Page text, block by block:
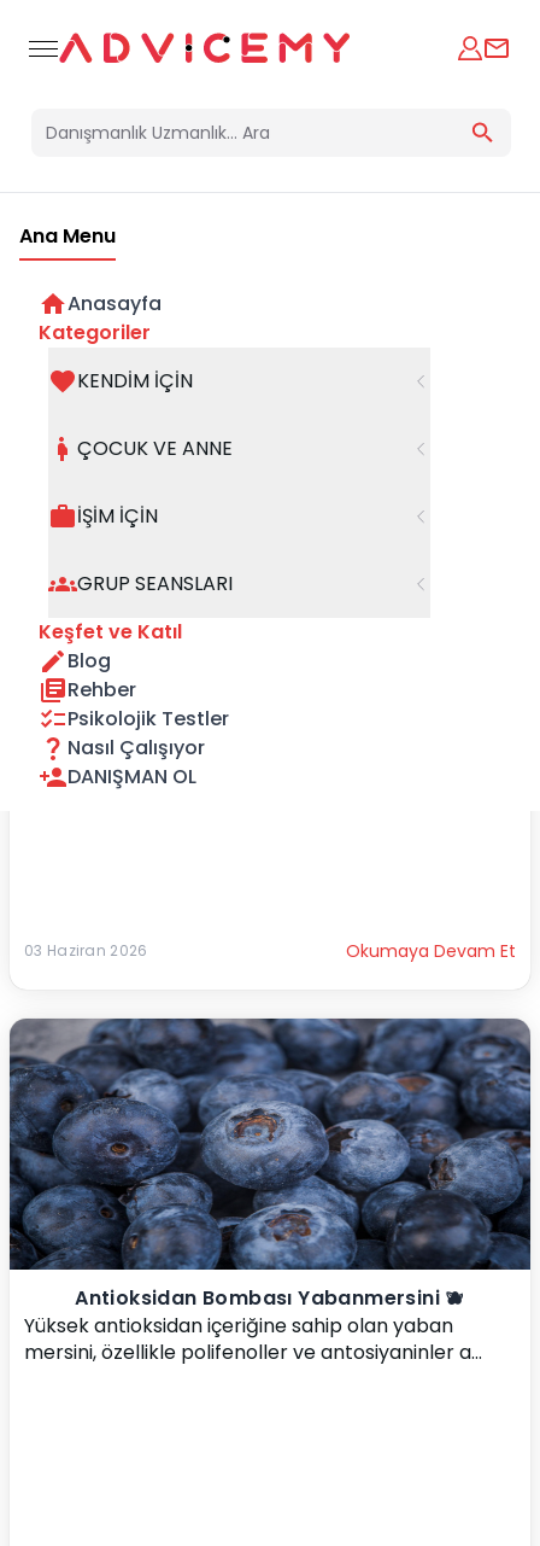
Ana Menu
Anasayfa
Kategoriler
KENDİM İÇİN
ÇOCUK VE ANNE
İŞİM İÇİN
GRUP SEANSLARI
Keşfet ve Katıl
Blog
Rehber
Psikolojik Testler
Nasıl Çalışıyor
DANIŞMAN OL
Danışmanlarımızın blog içeriklerini burada görebilirsiniz.
Kategoriler
Filtreleri Temizle
Kalp Sağlığını Destekleyen Beslenme Önerileri ♥️
❤️ Kalp sağlığınızı desteklemek için bazı noktalar
çok önemlidir :
🥗 Sebze ve m...
03 Haziran 2026 Okumaya Devam Et
Antioksidan Bombası Yabanmersini 🫐
Yüksek antioksidan içeriğine sahip olan yaban
mersini, özellikle polifenoller ve antosiyaninler a...